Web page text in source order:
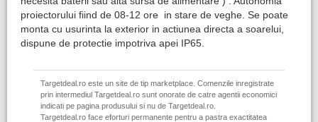
proiectorului fiind de 08-12 ore in stare de veghe. Se poate
monta cu usurinta la exterior in actiunea directa a soarelui,
dispune de protectie impotriva apei IP65.
Targetdeal.ro este un site de tip marketplace. Comenzile inregistrate
prin intermediul Targetdeal.ro sunt onorate de catre agentii economici
indicati pe pagina produsului si nu de Targetdeal.ro.
Targetdeal.ro face eforturi permanente pentru a pastra exactitatea